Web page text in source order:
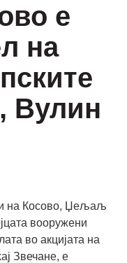
е
на
Вулин
на Косово, Џељаљ
вооружени
во акцијата на
Звечанe, е